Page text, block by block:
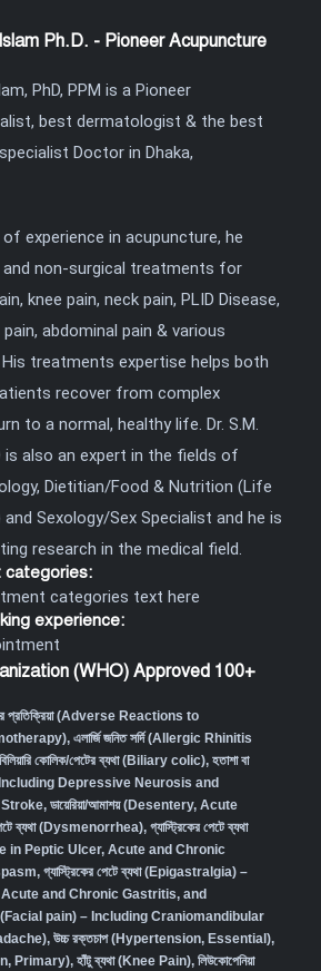
Ph.D. - Pioneer Acupuncture
PhD, PPM is a Pioneer
best dermatologist & the best
Doctor in Dhaka,
experience in acupuncture, he
non-surgical treatments for
knee pain, neck pain, PLID Disease,
abdominal pain & various
treatments expertise helps both
recover from complex
to a normal, healthy life. Dr. S.M.
is also an expert in the fields of
Dietitian/Food & Nutrition (Life
Sexology/Sex Specialist and he is
research in the medical field.
categories:
categories text here
experience:
(WHO) Approved 100+
প্রতিক্রিয়া (Adverse Reactions to
এলার্জি জনিত সর্দি (Allergic Rhinitis
বিলিয়ারি কোলিক/পেটের ব্যথা (Biliary colic), হতাশা বা
Including Depressive Neurosis and
, ডায়েরিয়া/আমাশয় (Desentery, Acute
ব্যথা (Dysmenorrhea), গ্যাস্ট্রিকের পেটে ব্যথা
in Peptic Ulcer, Acute and Chronic
, গ্যাস্ট্রিকের পেটে ব্যথা (Epigastralgia) –
and Chronic Gastritis, and
(Facial pain) – Including Craniomandibular
, উচ্চ রক্তচাপ (Hypertension, Essential),
Primary), হাঁটু ব্যথা (Knee Pain), লিউকোপেনিয়া